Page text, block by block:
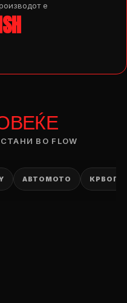
e
ВО FLOW
АВТОМОТО